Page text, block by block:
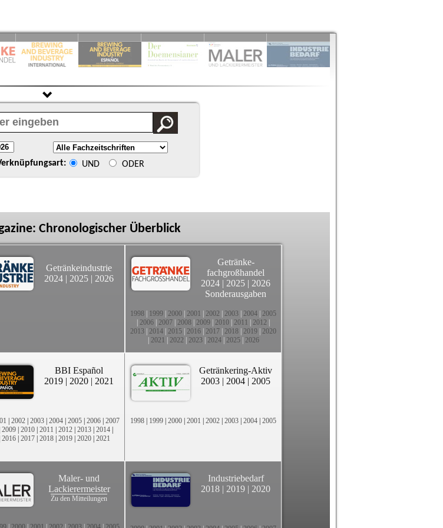
UND ODER
Chronologischer Überblick
Getränkeindustrie
2024 | 2025 | 2026
Getränke-
fachgroßhandel
2024 | 2025 | 2026
Sonderausgaben
1998 1999 2000 2001 2002 2003 2004 2005
2006 2007 2008 2009 2010 2011 2012
2013 2014 2015 2016 2017 2018 2019 2020
2021 2022 2023| 2024| 2025| 2026
BBI Español
2019 | 2020 | 2021
| 2002 | 2003 | 2004 | 2005 | 2006 | 2007
2009 | 2010 | 2011 | 2012 | 2013 | 2014 |
2016 | 2017 | 2018 | 2019 | 2020 | 2021
Getränkering-Aktiv
2003 | 2004 | 2005
1998 | 1999 | 2000 | 2001 | 2002 | 2003 | 2004 | 2005
Maler- und
Lackierermeister
Zu den Mitteilungen
Industriebedarf
2018 | 2019 | 2020